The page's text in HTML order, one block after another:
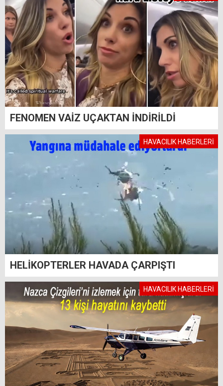
FENOMEN VAİZ UÇAKTAN İNDİRİLDİ
HAVACILIK HABERLERİ
HELİKOPTERLER HAVADA ÇARPIŞTI
HAVACILIK HABERLERİ